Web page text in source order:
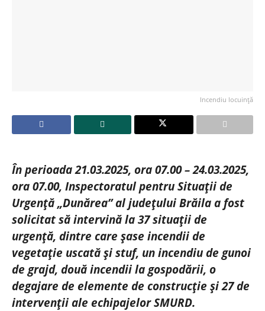
Incendiu locuință
În perioada 21.03.2025, ora 07.00 – 24.03.2025,
ora 07.00, Inspectoratul pentru Situații de
Urgență „Dunărea” al județului Brăila a fost
solicitat să intervină la 37 situații de
urgență, dintre care șase incendii de
vegetație uscată și stuf, un incendiu de gunoi
de grajd, două incendii la gospodării, o
degajare de elemente de construcție și 27 de
intervenții ale echipajelor SMURD.